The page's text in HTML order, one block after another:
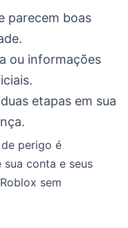
parecem boas
ou informações
etapas em sua
perigo é
conta e seus
sem